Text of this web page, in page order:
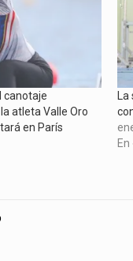
canotaje
atleta Valle Oro
en París